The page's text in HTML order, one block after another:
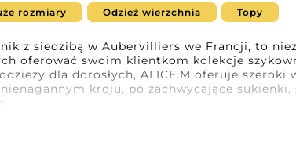
rozmiary Odzież wierzchnia Topy
z siedzibą w Aubervilliers we Francji, to
oferować swoim klientkom kolekcje
dla dorosłych, ALICE.M oferuje
kroju, po zachwycające
zaangażowanie w jakość i umiejętność